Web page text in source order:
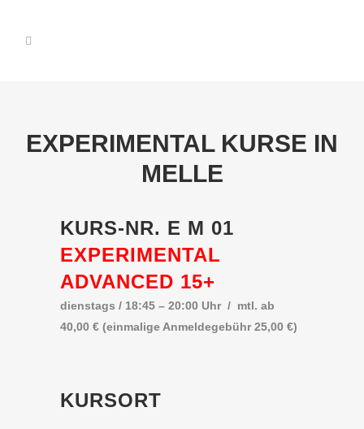
EXPERIMENTAL KURSE IN
MELLE
KURS-NR. E M 01
EXPERIMENTAL
ADVANCED 15+
dienstags / 18:45 – 20:00 Uhr / mtl. ab
40,00 € (einmalige Anmeldegebühr 25,00 €)
KURSORT